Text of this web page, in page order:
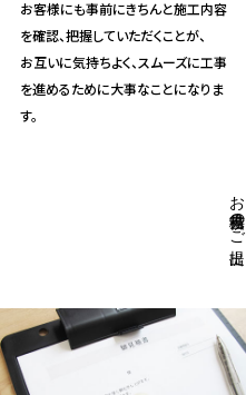
お客様にも事前にきちんと施工内容
を確認、把握していただくことが、
お互いに気持ちよく、スムーズに工事
を進めるために大事なことになりま
す。
お見積書のご提出